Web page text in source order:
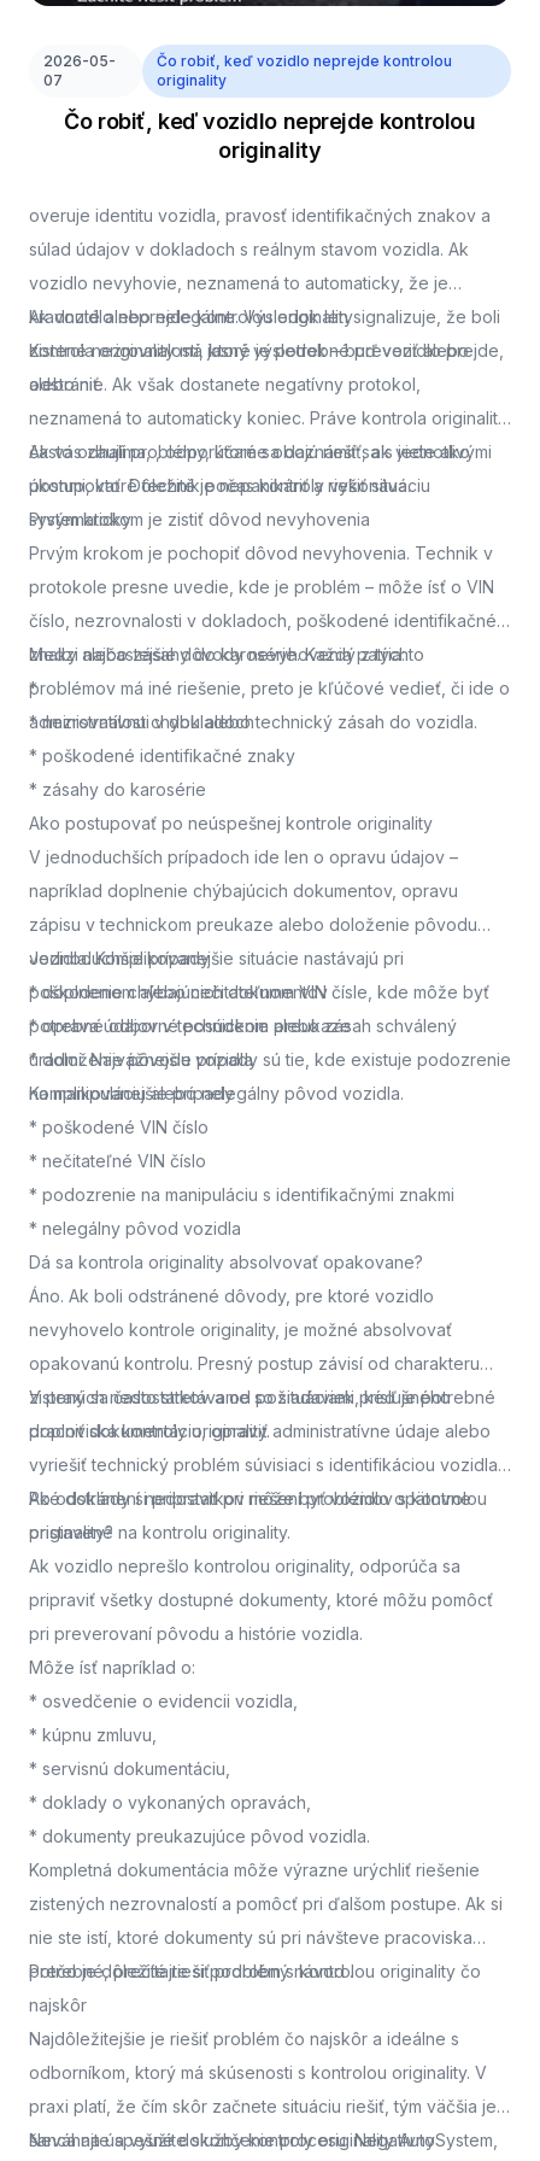
2026-05-
07
Čo robiť, keď vozidlo neprejde kontrolou
originality
Čo robiť, keď vozidlo neprejde kontrolou
originality
overuje identitu vozidla, pravosť identifikačných znakov a
súlad údajov v dokladoch s reálnym stavom vozidla. Ak
vozidlo nevyhovie, neznamená to automaticky, že je
kradnuté alebo nelegálne. Výsledok len signalizuje, že boli
zistené nezrovnalosti, ktoré je potrebné preveriť alebo
odstrániť.
Ak vozidlo neprejde kontrolou originality
Kontrola originality má jasný výsledok – buď vozidlo prejde,
alebo nie. Ak však dostanete negatívny protokol,
neznamená to automaticky koniec. Práve kontrola originality
často odhalí problémy, ktoré sa dajú riešiť, ak viete ako
postupovať. Dôležité je nepanikáriť a riešiť situáciu
systematicky.
Ak vás zaujíma,, odporúčame oboznámiť sa s jednotlivými
úkonmi, ktoré technik počas kontroly vykonáva.
Prvým krokom je zistiť dôvod nevyhovenia
Prvým krokom je pochopiť dôvod nevyhovenia. Technik v
protokole presne uvedie, kde je problém – môže ísť o VIN
číslo, nezrovnalosti v dokladoch, poškodené identifikačné
znaky alebo zásahy do karosérie. Každý z týchto
problémov má iné riešenie, preto je kľúčové vedieť, či ide o
administratívnu chybu alebo technický zásah do vozidla.
Medzi najčastejšie dôvody nevyhovenia patria:
*
* nezrovnalosti v dokladoch
* poškodené identifikačné znaky
* zásahy do karosérie
Ako postupovať po neúspešnej kontrole originality
V jednoduchších prípadoch ide len o opravu údajov –
napríklad doplnenie chýbajúcich dokumentov, opravu
zápisu v technickom preukaze alebo doloženie pôvodu
vozidla. Komplikovanejšie situácie nastávajú pri
poškodenom alebo nečitateľnom VIN čísle, kde môže byť
potrebné odborné posúdenie alebo zásah schválený
úradmi. Najvážnejšie prípady sú tie, kde existuje podozrenie
na manipuláciu alebo nelegálny pôvod vozidla.
Jednoduchšie prípady
* doplnenie chýbajúcich dokumentov
* oprava údajov v technickom preukaze
* doloženie pôvodu vozidla
Komplikovanejšie prípady
* poškodené VIN číslo
* nečitateľné VIN číslo
* podozrenie na manipuláciu s identifikačnými znakmi
* nelegálny pôvod vozidla
Dá sa kontrola originality absolvovať opakovane?
Áno. Ak boli odstránené dôvody, pre ktoré vozidlo
nevyhovelo kontrole originality, je možné absolvovať
opakovanú kontrolu. Presný postup závisí od charakteru
zistených nedostatkov a od požiadaviek príslušného
pracoviska kontroly originality.
V praxi sa často stretávame so situáciami, keď je potrebné
doplniť dokumentáciu, opraviť administratívne údaje alebo
vyriešiť technický problém súvisiaci s identifikáciou vozidla.
Po odstránení nedostatkov môže byť vozidlo opätovne
pristavené na kontrolu originality.
Aké doklady si pripraviť pri riešení problémov s kontrolou
originality?
Ak vozidlo neprešlo kontrolou originality, odporúča sa
pripraviť všetky dostupné dokumenty, ktoré môžu pomôcť
pri preverovaní pôvodu a histórie vozidla.
Môže ísť napríklad o:
* osvedčenie o evidencii vozidla,
* kúpnu zmluvu,
* servisnú dokumentáciu,
* doklady o vykonaných opravách,
* dokumenty preukazujúce pôvod vozidla.
Kompletná dokumentácia môže výrazne urýchliť riešenie
zistených nezrovnalostí a pomôcť pri ďalšom postupe. Ak si
nie ste istí, ktoré dokumenty sú pri návšteve pracoviska
potrebné, prečítajte si podrobný návod.
Prečo je dôležité riešiť problém s kontrolou originality čo
najskôr
Najdôležitejšie je riešiť problém čo najskôr a ideálne s
odborníkom, ktorý má skúsenosti s kontrolou originality. V
praxi platí, že čím skôr začnete situáciu riešiť, tým väčšia je
šanca na úspešné dokončenie procesu. Negatívny
Neváhajte a využite služby kontroly originality AutoSystem,